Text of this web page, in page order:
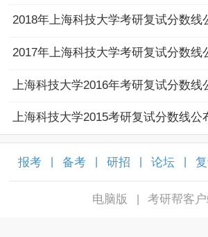
2018年上海科技大学考研复试分数线
2017年上海科技大学考研复试分数线
上海科技大学2016年考研复试分数线
上海科技大学2015考研复试分数线公
报考 备考 研招 论坛
电脑版 考研帮客